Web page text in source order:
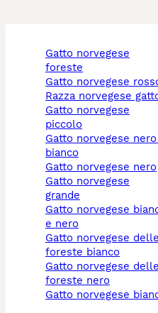
gatto norvegese
foreste
gatto norvegese
razza norvegese
gatto norvegese
piccolo
gatto norvegese nero e
bianco
gatto norvegese nero
gatto norvegese
grande
gatto norvegese bianco
e nero
gatto norvegese delle
foreste bianco
gatto norvegese delle
foreste nero
gatto norvegese